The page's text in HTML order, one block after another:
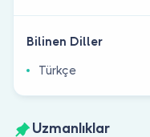
Bilinen Diller
Türkçe
Uzmanlıklar